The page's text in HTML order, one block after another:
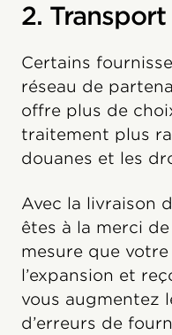
2.
Certains
réseau de
offre plus de
traitement plus
douanes et les
Avec la livraison
êtes à la merci
mesure que
l’expansion et
vous augmentez
d’erreurs de